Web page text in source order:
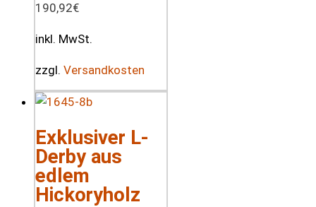
190,92€
inkl. MwSt.
zzgl. Versandkosten
Exklusiver L-
Derby aus
edlem
Hickoryholz